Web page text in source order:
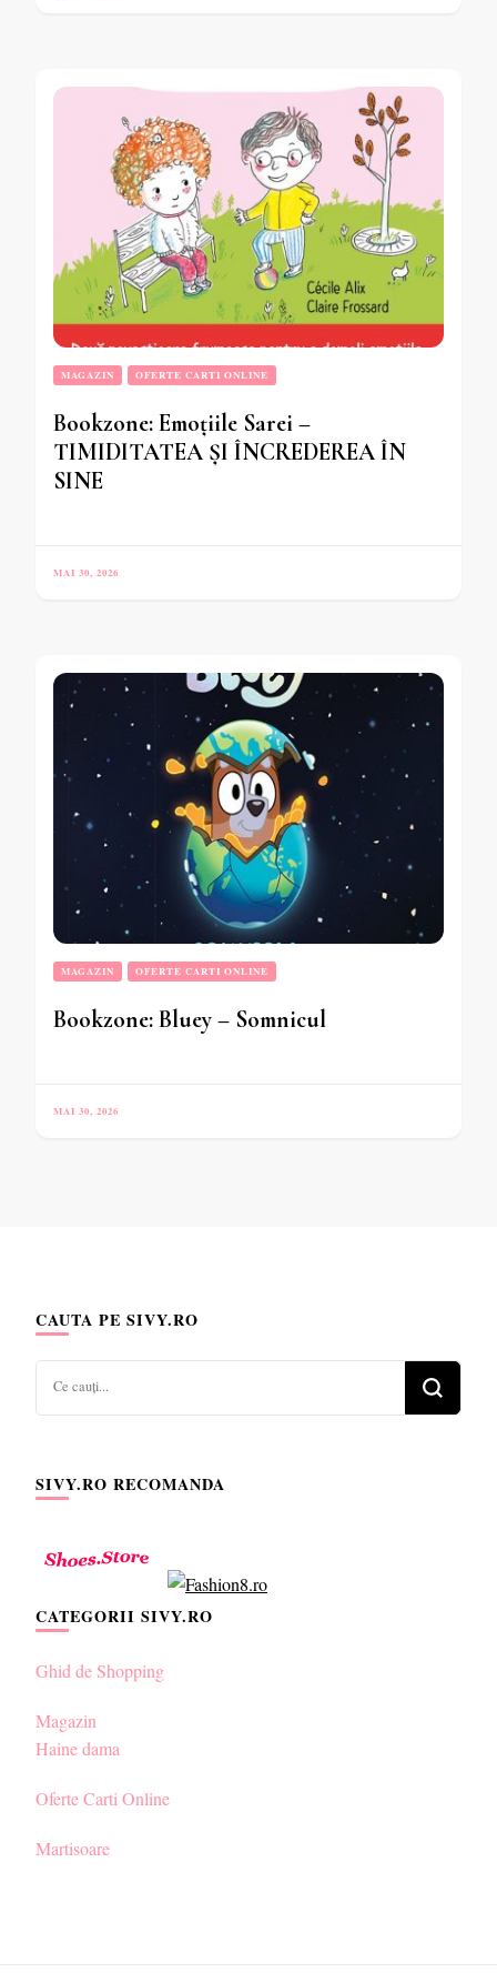
MAGAZIN OFERTE CARTI ONLINE
Bookzone: Emoțiile Sarei –
TIMIDITATEA ȘI ÎNCREDEREA ÎN
SINE
MAI 30, 2026
MAGAZIN OFERTE CARTI ONLINE
Bookzone: Bluey – Somnicul
MAI 30, 2026
CAUTA PE SIVY.RO
SIVY.RO RECOMANDA
CATEGORII SIVY.RO
Ghid de Shopping
Magazin
Haine dama
Oferte Carti Online
Martisoare